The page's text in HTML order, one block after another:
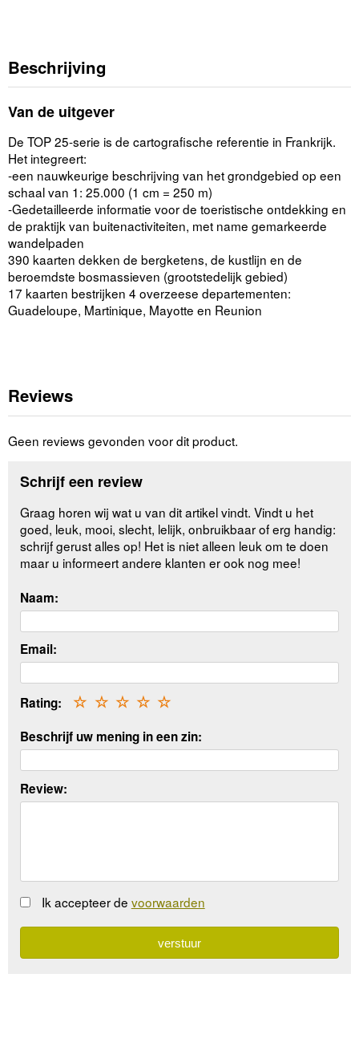
Beschrijving
Van de uitgever
De TOP 25-serie is de cartografische referentie in Frankrijk.
Het integreert:
-een nauwkeurige beschrijving van het grondgebied op een
schaal van 1: 25.000 (1 cm = 250 m)
-Gedetailleerde informatie voor de toeristische ontdekking en
de praktijk van buitenactiviteiten, met name gemarkeerde
wandelpaden
390 kaarten dekken de bergketens, de kustlijn en de
beroemdste bosmassieven (grootstedelijk gebied)
17 kaarten bestrijken 4 overzeese departementen:
Guadeloupe, Martinique, Mayotte en Reunion
Reviews
Geen reviews gevonden voor dit product.
Schrijf een review
Graag horen wij wat u van dit artikel vindt. Vindt u het
goed, leuk, mooi, slecht, lelijk, onbruikbaar of erg handig:
schrijf gerust alles op! Het is niet alleen leuk om te doen
maar u informeert andere klanten er ook nog mee!
Naam:
Email:
Rating: ☆
☆
☆
☆
☆
Beschrijf uw mening in een zin:
Review:
Ik accepteer de voorwaarden